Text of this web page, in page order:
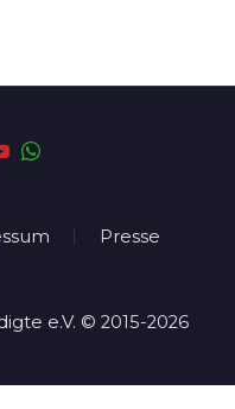
Presse
e.V. © 2015-2026